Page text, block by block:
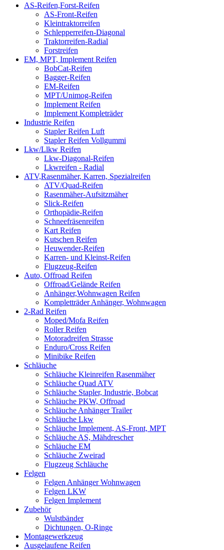
AS-Reifen,Forst-Reifen
AS-Front-Reifen
Kleintraktorreifen
Schlepperreifen-Diagonal
Traktorreifen-Radial
Forstreifen
EM, MPT, Implement Reifen
BobCat-Reifen
Bagger-Reifen
EM-Reifen
MPT/Unimog-Reifen
Implement Reifen
Implement Kompleträder
Industrie Reifen
Stapler Reifen Luft
Stapler Reifen Vollgummi
Lkw/Llkw Reifen
Lkw-Diagonal-Reifen
Lkwreifen - Radial
ATV,Rasenmäher, Karren, Spezialreifen
ATV/Quad-Reifen
Rasenmäher-Aufsitzmäher
Slick-Reifen
Orthopädie-Reifen
Schneefräsenreifen
Kart Reifen
Kutschen Reifen
Heuwender-Reifen
Karren- und Kleinst-Reifen
Flugzeug-Reifen
Auto, Offroad Reifen
Offroad/Gelände Reifen
Anhänger,Wohnwagen Reifen
Kompletträder Anhänger, Wohnwagen
2-Rad Reifen
Moped/Mofa Reifen
Roller Reifen
Motoradreifen Strasse
Enduro/Cross Reifen
Minibike Reifen
Schläuche
Schläuche Kleinreifen Rasenmäher
Schläuche Quad ATV
Schläuche Stapler, Industrie, Bobcat
Schläuche PKW, Offroad
Schläuche Anhänger Trailer
Schläuche Lkw
Schläuche Implement, AS-Front, MPT
Schläuche AS, Mähdrescher
Schläuche EM
Schläuche Zweirad
Flugzeug Schläuche
Felgen
Felgen Anhänger Wohnwagen
Felgen LKW
Felgen Implement
Zubehör
Wulstbänder
Dichtungen, O-Ringe
Montagewerkzeug
Ausgelaufene Reifen